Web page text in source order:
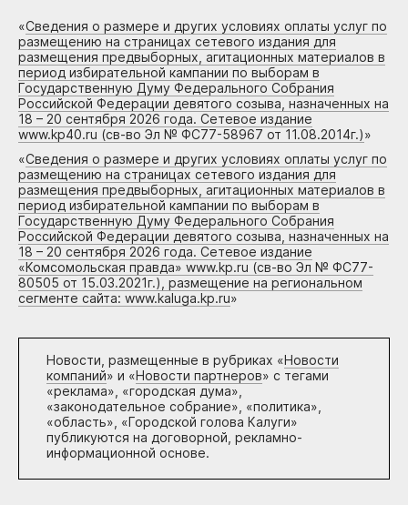
«Сведения о размере и других условиях оплаты услуг по
размещению на страницах сетевого издания для
размещения предвыборных, агитационных материалов в
период избирательной кампании по выборам в
Государственную Думу Федерального Собрания
Российской Федерации девятого созыва, назначенных на
18 – 20 сентября 2026 года. Сетевое издание
www.kp40.ru (св-во Эл № ФС77-58967 от 11.08.2014г.)»
«Сведения о размере и других условиях оплаты услуг по
размещению на страницах сетевого издания для
размещения предвыборных, агитационных материалов в
период избирательной кампании по выборам в
Государственную Думу Федерального Собрания
Российской Федерации девятого созыва, назначенных на
18 – 20 сентября 2026 года. Сетевое издание
«Комсомольская правда» www.kp.ru (св-во Эл № ФС77-
80505 от 15.03.2021г.), размещение на региональном
сегменте сайта: www.kaluga.kp.ru»
Новости, размещенные в рубриках «Новости
компаний» и «Новости партнеров» с тегами
«реклама», «городская дума»,
«законодательное собрание», «политика»,
«область», «Городской голова Калуги»
публикуются на договорной, рекламно-
информационной основе.